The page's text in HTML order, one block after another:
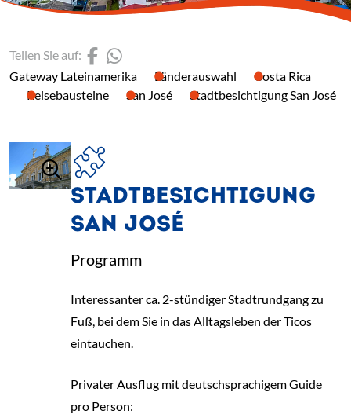
Gateway Lateinamerika Länderauswahl
Costa Rica
Reisebausteine
San José Stadtbesichtigung San José
Teilen Sie auf: (Link öffnet einen neuen
STADTBESICHTIGUNG
SAN JOSÉ
Programm
Interessanter ca. 2-stündiger Stadtrundgang zu
Fuß, bei dem Sie in das Alltagsleben der Ticos
eintauchen.
Privater Ausflug mit deutschsprachigem Guide
pro Person: